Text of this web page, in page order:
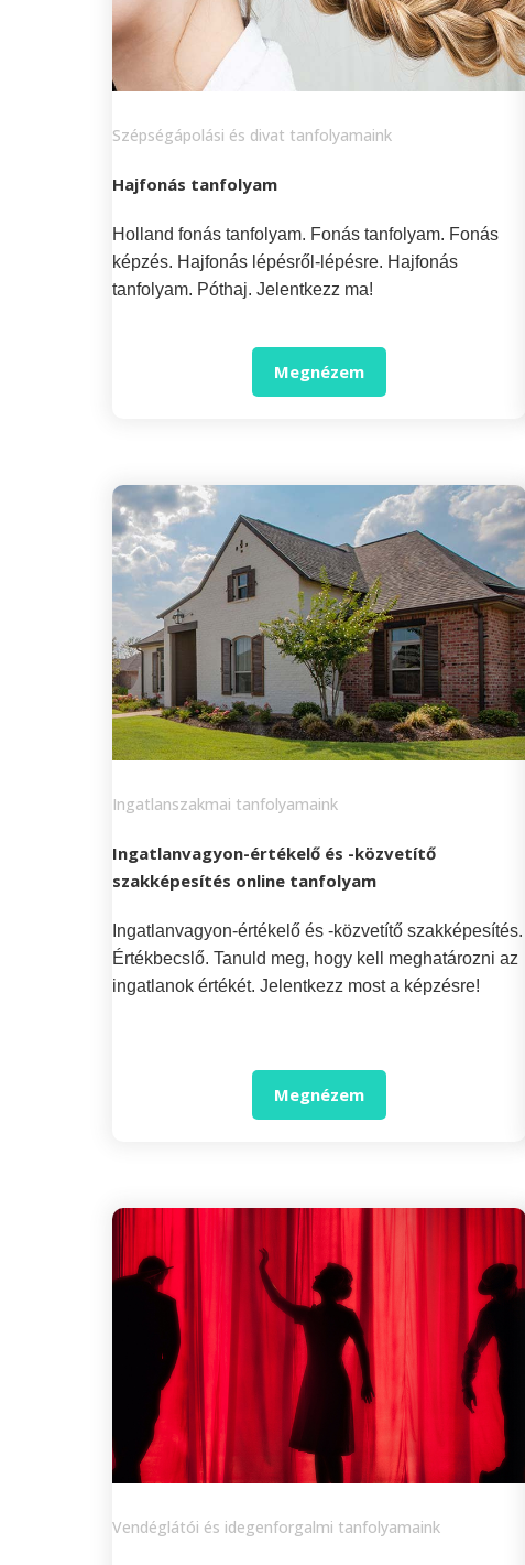
Szépségápolási és divat tanfolyamaink
Hajfonás tanfolyam
Holland fonás tanfolyam. Fonás tanfolyam. Fonás
képzés. Hajfonás lépésről-lépésre. Hajfonás
tanfolyam. Póthaj. Jelentkezz ma!
Megnézem
Ingatlanszakmai tanfolyamaink
Ingatlanvagyon-értékelő és -közvetítő
szakképesítés online tanfolyam
Ingatlanvagyon-értékelő és -közvetítő szakképesítés.
Értékbecslő. Tanuld meg, hogy kell meghatározni az
ingatlanok értékét. Jelentkezz most a képzésre!
Megnézem
Vendéglátói és idegenforgalmi tanfolyamaink